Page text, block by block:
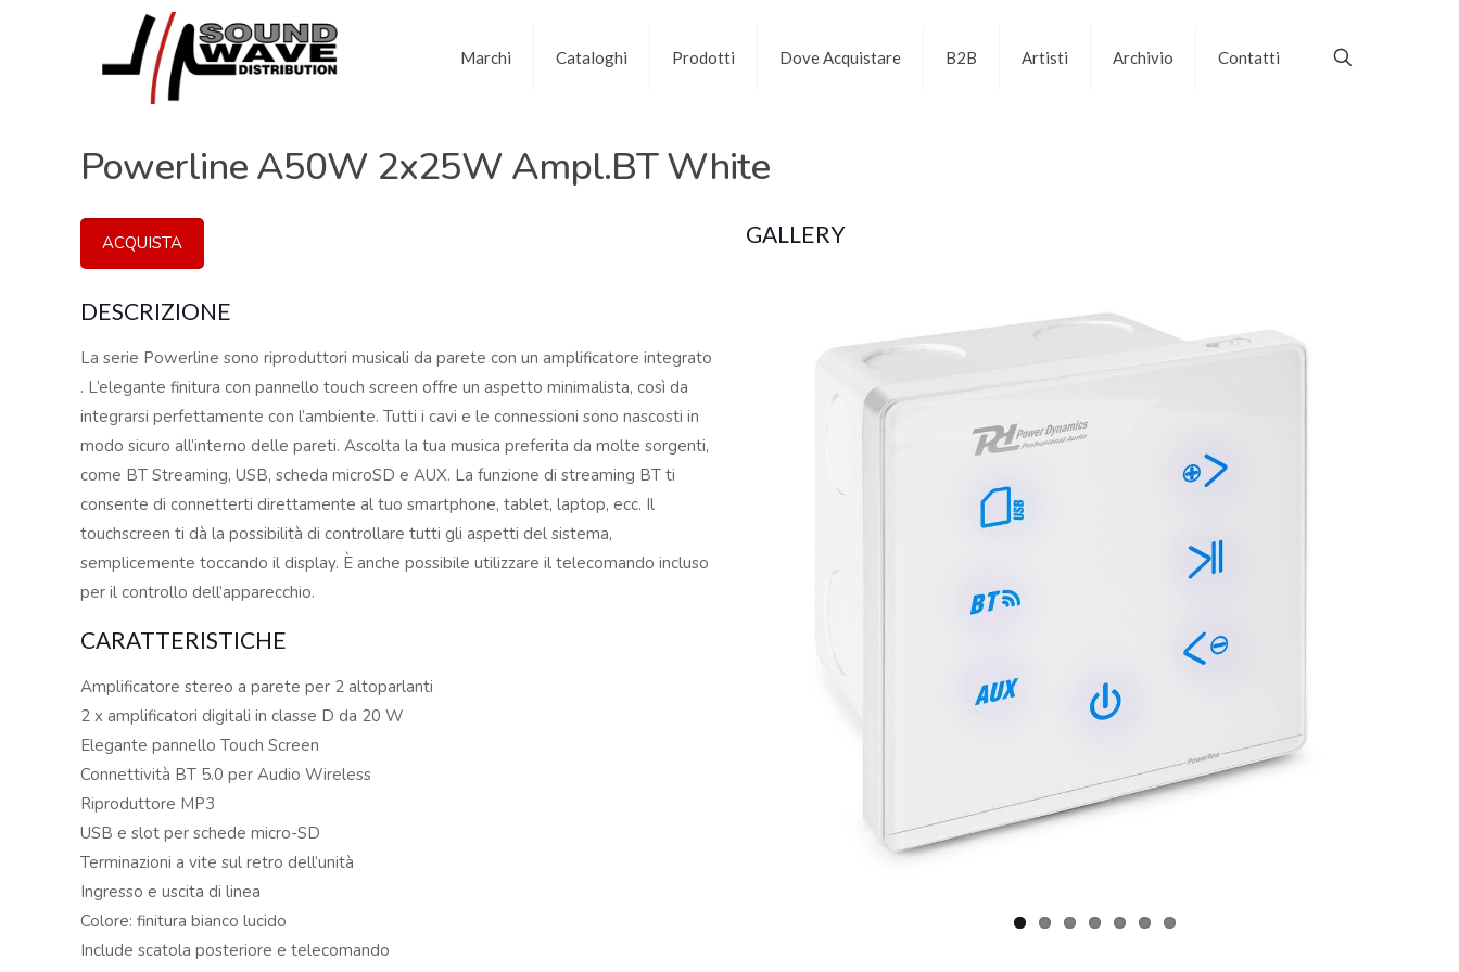
Marchi Cataloghi Prodotti Dove Acquistare B2B Artisti Archivio Contatti
Powerline A50W 2x25W Ampl.BT White
ACQUISTA
DESCRIZIONE
La serie Powerline sono riproduttori musicali da parete con un amplificatore integrato
. L’elegante finitura con pannello touch screen offre un aspetto minimalista, così da
integrarsi perfettamente con l’ambiente. Tutti i cavi e le connessioni sono nascosti in
modo sicuro all’interno delle pareti. Ascolta la tua musica preferita da molte sorgenti,
come BT Streaming, USB, scheda microSD e AUX. La funzione di streaming BT ti
consente di connetterti direttamente al tuo smartphone, tablet, laptop, ecc. Il
touchscreen ti dà la possibilità di controllare tutti gli aspetti del sistema,
semplicemente toccando il display. È anche possibile utilizzare il telecomando incluso
per il controllo dell’apparecchio.
CARATTERISTICHE
Amplificatore stereo a parete per 2 altoparlanti
2 x amplificatori digitali in classe D da 20 W
Elegante pannello Touch Screen
Connettività BT 5.0 per Audio Wireless
Riproduttore MP3
USB e slot per schede micro-SD
Terminazioni a vite sul retro dell’unità
Ingresso e uscita di linea
Colore: finitura bianco lucido
Include scatola posteriore e telecomando
GALLERY